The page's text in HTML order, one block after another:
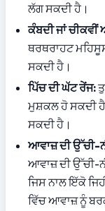
ਲੱਗ ਸਕਦੀ ਹੈ।
ਕੰਬਦੀ ਜਾਂ ਚੀਕਵੀਂ
ਥਰਥਰਾਹਟ
ਸਕਦੀ ਹੈ।
ਪਿੱਚ ਦੀ ਘੱਟ ਰੇਂਜ:
ਮੁਸ਼ਕਲ ਹੋ ਸਕਦੀ
ਸਕਦੀ ਹੈ।
ਆਵਾਜ਼ ਦੀ ਉੱਚੀ-
ਆਵਾਜ਼ ਦੀ ਉੱਚੀ-
ਜਿਸ ਨਾਲ ਇੱਕੋ
ਵਿੱਚ ਆਵਾਜ਼ ਨੂੰ